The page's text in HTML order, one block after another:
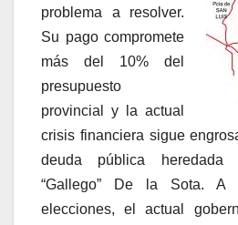
problema a resolver.
Su pago compromete
más del 10% del
presupuesto
provincial y la actual
crisis financiera sigue
deuda pública heredada
“Gallego” De la Sota.
elecciones, el actual